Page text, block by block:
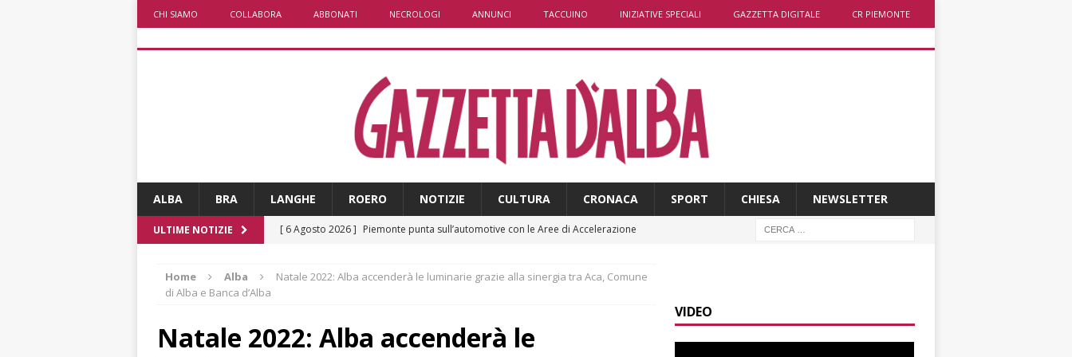
CHI SIAMO COLLABORA ABBONATI NECROLOGI ANNUNCI TACCUINO INIZIATIVE SPECIALI GAZZETTA DIGITALE CR PIEMONTE
ALBA BRA LANGHE ROERO NOTIZIE CULTURA CRONACA SPORT CHIESA NEWSLETTER
ULTIME NOTIZIE [ 6 Agosto 2026 ] Piemonte punta sull’automotive con le Aree di Accelerazione
[ 6 Agosto 2026 ] Dimissioni in Consiglio comunale ad Alba, Galeasso lascia:
[ 6 Agosto 2026 ] ITINERARI / In gita a Infini.To, il sorprendente museo e
Home Alba
Natale 2022: Alba accenderà le luminarie grazie alla sinergia tra Aca, Comune
di Alba e Banca d’Alba
Natale 2022: Alba accenderà le
VIDEO